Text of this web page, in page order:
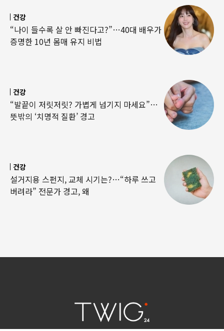
건강
“나이 들수록 살 안 빠진다고?”…40대 배우가
증명한 10년 몸매 유지 비법
건강
“발끝이 저릿저릿? 가볍게 넘기지 마세요”…
뜻밖의 ‘치명적 질환’ 경고
건강
설거지용 스펀지, 교체 시기는?…“하루 쓰고
버려라” 전문가 경고, 왜